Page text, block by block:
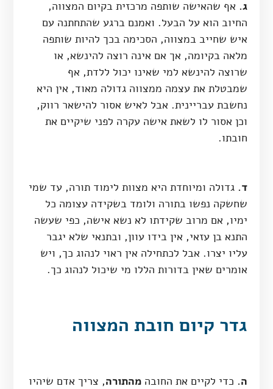
ג.אף שהאישה שותפה מרכזית בקיום המצווה,
החיוב הוא על הבעל. ואמנם ברגע שהתחתנה עם
איש שחייב במצווה, הסכימה בכך להיות שותפה
מלאה בקיומה, אך אם אינה רוצה להינשא, או
שרוצה להינשא למי שאינו יכול ללדת, אף
שמבטלת את עצמה ממצווה גדולה מאוד, אין היא
נחשבת עבריינית. אבל לאיש אסור להישאר רווק,
וכן אסור לו לשאת אישה עקרה לפני שיקיים את
חובתו.
ד.גדולה ומיוחדת היא מצוות לימוד תורה, עד שמי
שחשקה נפשו בתורה ולומד בשקידה עצומה כל
ימיו, אם מרוב שקידתו לא נשא אישה, כפי שעשה
התנא בן עזאי, אין בידו עוון, ובתנאי שלא יגבר
עליו יצרו. אבל לכתחילה אין ראוי לנהוג כך, ויש
אומרים שאין בדורות הללו מי שיכול לנהוג כך.
גדר קיום חובת המצווה
ה. כדי לקיים את החובהמהתורה, צריך אדם שיהיו